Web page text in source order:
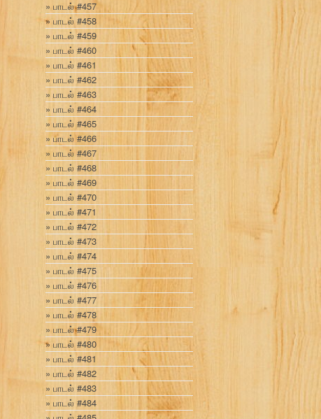
பாடல் #457
பாடல் #458
பாடல் #459
பாடல் #460
பாடல் #461
பாடல் #462
பாடல் #463
பாடல் #464
பாடல் #465
பாடல் #466
பாடல் #467
பாடல் #468
பாடல் #469
பாடல் #470
பாடல் #471
பாடல் #472
பாடல் #473
பாடல் #474
பாடல் #475
பாடல் #476
பாடல் #477
பாடல் #478
பாடல் #479
பாடல் #480
பாடல் #481
பாடல் #482
பாடல் #483
பாடல் #484